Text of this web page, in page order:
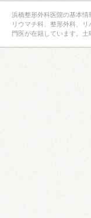
浜橋整形外科医院の基本情
リウマチ科、整形外科、
門医が在籍しています。土